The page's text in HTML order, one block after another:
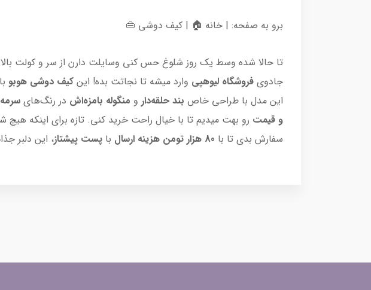
برو به صفحه: | خانه 🏠 | کیف دوشی 👜
تا حالا شده وسط یک روز شلوغ حس کنی وسایلت دارن از سر و کولت بالا
جادوی فروشگاه لیوهپی وارد میشه تا نجاتت بده! این کیف دوشی هوبو
این مدل با طراحی خاص بند حلقه‌دار و منگوله بامزه‌اش در رنگ‌های
و قیمت رو بهت میدیم تا با خیال راحت خرید کنی. تازه برای اینکه هیچ
سفارش بدی تا با 80 هزار تومن هزینه ارسال با پست پیشتاز، این دلبر